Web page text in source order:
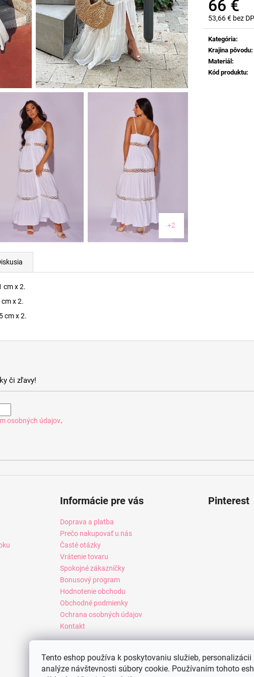
Tento eshop používa k poskytovaniu služieb, personalizácii
analýze návštevnosti súbory cookie. Používaním tohoto
66 €
53,66 € bez
Jednotková
cena:
Kategória:
Krajina pôvodu:
Materiál:
Kód produktu:
+2
cm x 2.
x 2.
cm x 2.
či zľavy!
osobných údajov.
Informácie pre vás
Doprava a platba
Prečo nakupovať u nás
Časté otázky
Vrátenie tovaru
Spokojné zákazníčky
Bonusový program
Hodnotenie obchodu
Obchodné podmienky
Ochrana osobných údajov
Kontakt
Pinterest